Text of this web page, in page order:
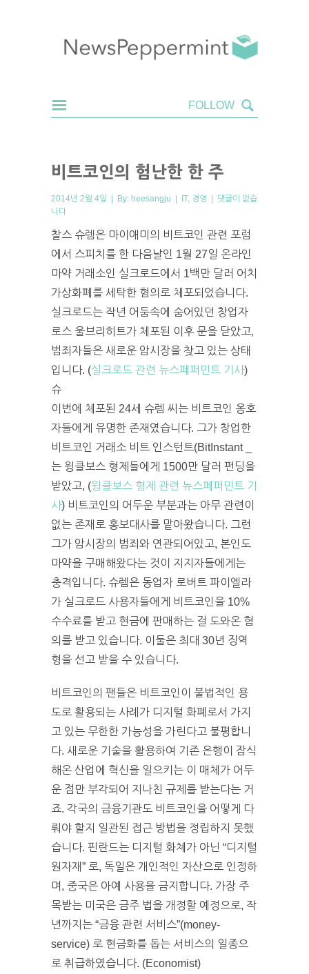
비트코인의 험난한 한 주
2014년 2월 4일 | By: heesangju | IT, 경영 | 댓글이 없습
니다
찰스 슈렘은 마이애미의 비트코인 관련 포럼
에서 스피치를 한 다음날인 1월 27일 온라인
마약 거래소인 실크로드에서 1백만 달러 어치
가상화폐를 세탁한 혐의로 체포되었습니다.
실크로드는 작년 어둠속에 숨어있던 창업자
로스 울브리히트가 체포된 이후 문을 닫았고,
범죄자들은 새로운 암시장을 찾고 있는 상태
입니다. (실크로드 관련 뉴스페퍼민트 기사)
슈
이번에 체포된 24세 슈렘 씨는 비트코인 옹호
자들에게 유명한 존재였습니다. 그가 창업한
비트코인 거래소 비트 인스턴트(BitInstant _
는 윙클보스 형제들에게 1500만 달러 펀딩을
받았고, (윙클보스 형제 관련 뉴스페퍼민트 기
사) 비트코인의 어두운 부분과는 아무 관련이
없는 존재로 홍보대사를 맡아왔습니다. 그런
그가 암시장의 범죄와 연관되어있고, 본인도
마약을 구매해왔다는 것이 지지자들에게는
충격입니다. 슈렘은 동업자 로버트 파이엘라
가 실크로드 사용자들에게 비트코인을 10%
수수료를 받고 현금에 판매하는 걸 도와온 혐
의를 받고 있습니다. 이둘은 최대 30년 징역
형을 선고 받을 수 있습니다.
비트코인의 팬들은 비트코인이 불법적인 용
도로 활용되는 사례가 디지털 화폐로서 가지
고 있는 무한한 가능성을 가린다고 불평합니
다. 새로운 기술을 활용하여 기존 은행이 잠식
해온 산업에 혁신을 일으키는 이 매체가 어두
운 점만 부각되어 지나친 규제를 받는다는 거
죠. 각국의 금융기관도 비트코인을 어떻게 다
뤄야 할지 일관된 접근 방법을 정립하지 못했
습니다. 핀란드는 디지털 화쳬가 아닌 “디지털
원자재” 로, 독일은 개인적인 자산으로 인정하
며, 중국은 아예 사용을 금지합니다. 가장 주
목받는 미국은 금주 법을 개정할 예정으로, 작
년까지는 “금융 관련 서비스”(money-
service) 로 현금화를 돕는 서비스의 일종으
로 취급하였습니다. (Economist)